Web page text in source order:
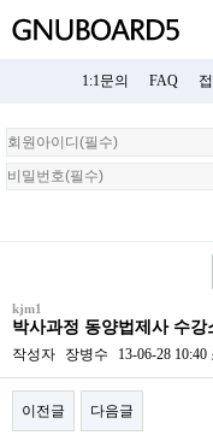
1:1문의 FAQ
회
원
로
kjm1
박사과정 동양법제사 수강
작성자 장병수 13-06-28 10:40
이전글 다음글